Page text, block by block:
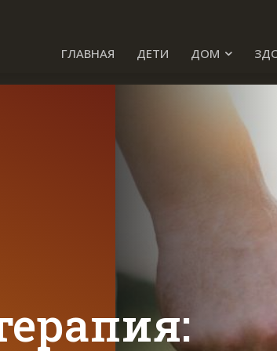
ГЛАВНАЯ ДЕТИ ДОМ